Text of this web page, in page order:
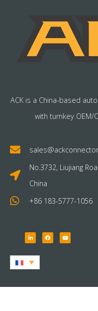
ACK is a China-based
with turnkey OEM/
No.3732, Liujiang
China
+86 183-5777-1056